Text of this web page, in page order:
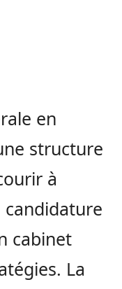
en
structure
à
candidature
cabinet
La